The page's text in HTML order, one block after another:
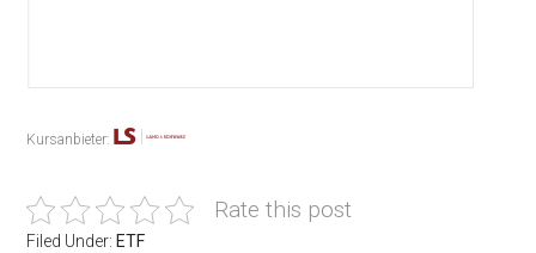
Kursanbieter:
Rate this post
Filed Under: ETF